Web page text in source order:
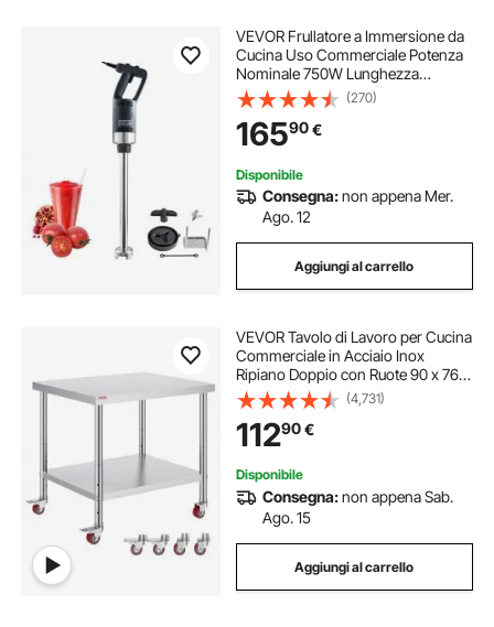
VEVOR Frullatore a Immersione da
Cucina Uso Commerciale Potenza
Nominale 750W Lunghezza
855mm Velocità Regolabile,
Frullatore Tritatutto da Cucina
Commerciale per Zuppe Salsa
Pesto Materiale Frullato
(270)
16590€
Disponibile
Consegna:non appena Mer.
Ago. 12
Aggiungi al carrello
VEVOR Tavolo di Lavoro per Cucina
Commerciale in Acciaio Inox
Ripiano Doppio con Ruote 90 x 76 x
82 cm, Piano di Lavoro per Cucina
Uso Commerciale in Acciaio Inox
Capacità Carico Totale160kg 2 Piani
(4,731)
11290€
Disponibile
Consegna:non appena Sab.
Ago. 15
Aggiungi al carrello